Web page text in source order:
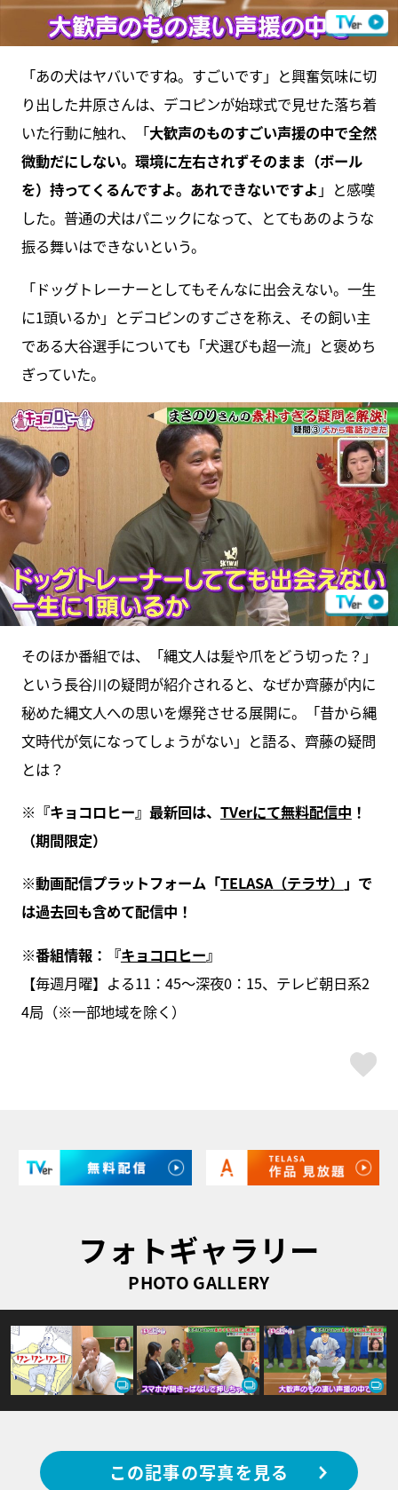
「あの犬はヤバいですね。すごいです」と興奮気味に切
り出した井原さんは、デコピンが始球式で見せた落ち着
いた行動に触れ、「大歓声のものすごい声援の中で全然
微動だにしない。環境に左右されずそのまま（ボール
を）持ってくるんですよ。あれできないですよ 」と感嘆
した。普通の犬はパニックになって、とてもあのような
振る舞いはできないという。
「ドッグトレーナーとしてもそんなに出会えない。一生
に1頭いるか」とデコピンのすごさを称え、その飼い主
である大谷選手についても「犬選びも超一流」と褒めち
ぎっていた。
そのほか番組では、「縄文人は髪や爪をどう切った？」
という長谷川の疑問が紹介されると、なぜか齊藤が内に
秘めた縄文人への思いを爆発させる展開に。「昔から縄
文時代が気になってしょうがない」と語る、齊藤の疑問
とは？
※ 『キョコロヒー』最新回は、 TVerにて無料配信中 ！
（期間限定）
※動画配信プラットフォーム「TELASA（テラサ） 」で
は過去回も含めて配信中！
※番組情報：『キョコロヒー』
【毎週月曜】よる11：45～深夜0：15、テレビ朝日系2
4局（※一部地域を除く）
フォトギャラリー
PHOTO GALLERY
この記事の写真を見る